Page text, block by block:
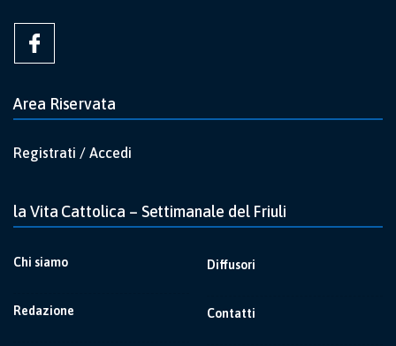
Area Riservata
Registrati / Accedi
la Vita Cattolica – Settimanale del Friuli
Chi siamo
Redazione
Diffusori
Contatti